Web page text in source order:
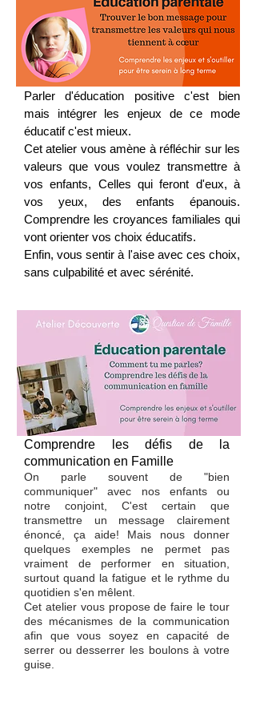
Parler d'éducation positive c'est bien
mais intégrer les enjeux de ce mode
éducatif c'est mieux.
Cet atelier vous amène à réfléchir sur les
valeurs que vous voulez transmettre à
vos enfants, Celles qui feront d'eux, à
vos yeux, des enfants épanouis.
Comprendre les croyances familiales qui
vont orienter vos choix éducatifs.
Enfin, vous sentir à l'aise avec ces choix,
sans culpabilité et avec sérénité.
Comprendre les défis de la
communication en Famille
On parle souvent de "bien
communiquer" avec nos enfants ou
notre conjoint, C'est certain que
transmettre un message clairement
énoncé, ça aide! Mais nous donner
quelques exemples ne permet pas
vraiment de performer en situation,
surtout quand la fatigue et le rythme du
quotidien s'en mêlent.
Cet atelier vous propose de faire le tour
des mécanismes de la communication
afin que vous soyez en capacité de
serrer ou desserrer les boulons à votre
guise.